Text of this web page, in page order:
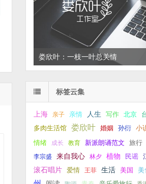
娄欣叶：一枝一叶总关情
标签云集
上海 亲子 亲情 人生 写作 北京
多肉生活馆 娄欣叶 婚姻 孙衍 小
情绪 成长 教育 新派朗诵范文 旅行
李宗盛 来自我心 林夕 植物 民谣
滚石唱片
爱情 王菲 生活 美国 美